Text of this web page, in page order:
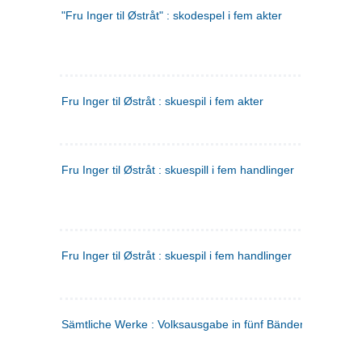
"Fru Inger til Østråt" : skodespel i fem akter
Fru Inger til Østråt : skuespil i fem akter
Fru Inger til Østråt : skuespill i fem handlinger
Fru Inger til Østråt : skuespil i fem handlinger
Sämtliche Werke : Volksausgabe in fünf Bänden